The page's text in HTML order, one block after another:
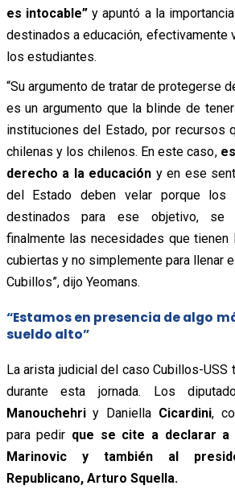
es intocable”y apuntó a la
destinados a educación, efectivamente
los estudiantes.
“Su argumento de tratar de protegerse
es un argumento que la blinde de
instituciones del Estado, por recursos
chilenas y los chilenos. En este caso,
derecho a la educación y en ese
del Estado deben velar porque los
destinados para ese objetivo, se
finalmente las necesidades que
cubiertas y no simplemente para llenar
Cubillos”, dijo Yeomans.
“Estamos en presencia de algo
sueldo alto”
La arista judicial del caso Cubillos-USS
durante esta jornada. Los
Manouchehriy Daniella Cicardini,
para pedir que se cite a declarar
Marinovic y también al
Republicano, Arturo Squella.